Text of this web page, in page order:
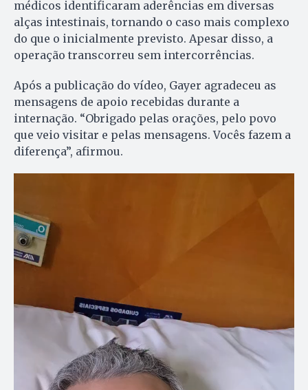
médicos identificaram aderências em diversas
alças intestinais, tornando o caso mais complexo
do que o inicialmente previsto. Apesar disso, a
operação transcorreu sem intercorrências.
Após a publicação do vídeo, Gayer agradeceu as
mensagens de apoio recebidas durante a
internação. “Obrigado pelas orações, pelo povo
que veio visitar e pelas mensagens. Vocês fazem a
diferença”, afirmou.